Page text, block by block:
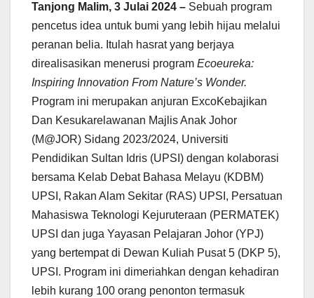
Tanjong Malim, 3 Julai 2024 – Sebuah program
pencetus idea untuk bumi yang lebih hijau melalui
peranan belia. Itulah hasrat yang berjaya
direalisasikan menerusi program Ecoeureka:
Inspiring Innovation From Nature’s Wonder.
Program ini merupakan anjuran ExcoKebajikan
Dan Kesukarelawanan Majlis Anak Johor
(M@JOR) Sidang 2023/2024, Universiti
Pendidikan Sultan Idris (UPSI) dengan kolaborasi
bersama Kelab Debat Bahasa Melayu (KDBM)
UPSI, Rakan Alam Sekitar (RAS) UPSI, Persatuan
Mahasiswa Teknologi Kejuruteraan (PERMATEK)
UPSI dan juga Yayasan Pelajaran Johor (YPJ)
yang bertempat di Dewan Kuliah Pusat 5 (DKP 5),
UPSI. Program ini dimeriahkan dengan kehadiran
lebih kurang 100 orang penonton termasuk